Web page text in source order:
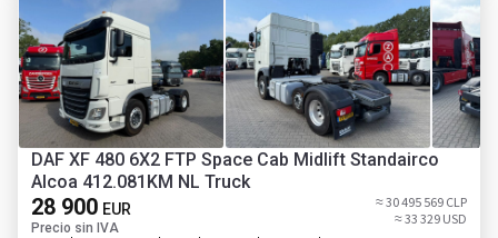
DAF XF 480 6X2 FTP Space Cab Midlift Standairco
Alcoa 412.081KM NL Truck
28 900 EUR
Precio sin IVA
≈ 30 495 569 CLP
≈ 33 329 USD